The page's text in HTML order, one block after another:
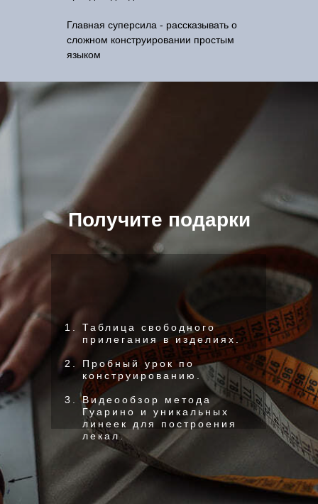
Главная суперсила - рассказывать о
сложном конструировании простым
языком
Таблица свободного
прилегания в изделиях.
Пробный урок по
конструированию.
Видеообзор метода
Гуарино и уникальных
линеек для построения
лекал.
Получите подарки